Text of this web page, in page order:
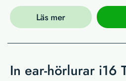
Läs mer
In ear-hörlurar i16